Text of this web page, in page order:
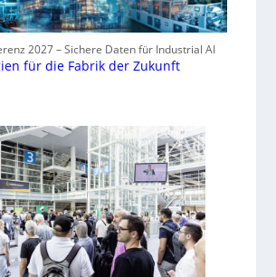
2027 – Sichere Daten für Industrial AI
für die Fabrik der Zukunft